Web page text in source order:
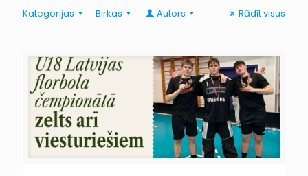
Kategorijas Birkas Autors Rādīt visus